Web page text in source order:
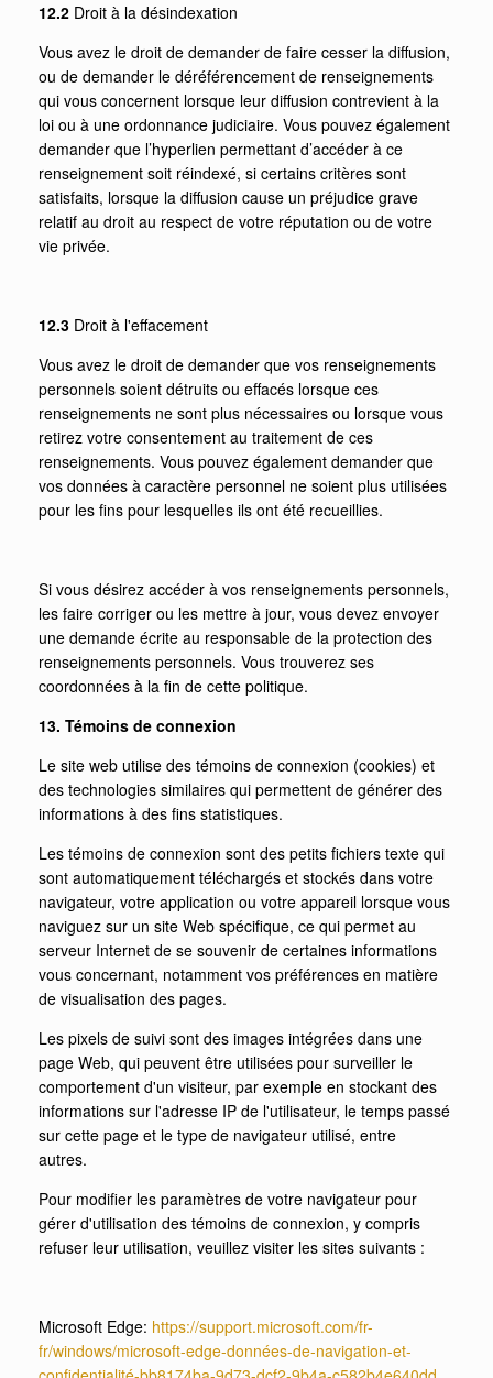
12.2 Droit à la désindexation
Vous avez le droit de demander de faire cesser la diffusion,
ou de demander le déréférencement de renseignements
qui vous concernent lorsque leur diffusion contrevient à la
loi ou à une ordonnance judiciaire. Vous pouvez également
demander que l’hyperlien permettant d’accéder à ce
renseignement soit réindexé, si certains critères sont
satisfaits, lorsque la diffusion cause un préjudice grave
relatif au droit au respect de votre réputation ou de votre
vie privée.
12.3 Droit à l'effacement
Vous avez le droit de demander que vos renseignements
personnels soient détruits ou effacés lorsque ces
renseignements ne sont plus nécessaires ou lorsque vous
retirez votre consentement au traitement de ces
renseignements. Vous pouvez également demander que
vos données à caractère personnel ne soient plus utilisées
pour les fins pour lesquelles ils ont été recueillies.
Si vous désirez accéder à vos renseignements personnels,
les faire corriger ou les mettre à jour, vous devez envoyer
une demande écrite au responsable de la protection des
renseignements personnels. Vous trouverez ses
coordonnées à la fin de cette politique.
13. Témoins de connexion
Le site web utilise des témoins de connexion (cookies) et
des technologies similaires qui permettent de générer des
informations à des fins statistiques.
Les témoins de connexion sont des petits fichiers texte qui
sont automatiquement téléchargés et stockés dans votre
navigateur, votre application ou votre appareil lorsque vous
naviguez sur un site Web spécifique, ce qui permet au
serveur Internet de se souvenir de certaines informations
vous concernant, notamment vos préférences en matière
de visualisation des pages.
Les pixels de suivi sont des images intégrées dans une
page Web, qui peuvent être utilisées pour surveiller le
comportement d'un visiteur, par exemple en stockant des
informations sur l'adresse IP de l'utilisateur, le temps passé
sur cette page et le type de navigateur utilisé, entre
autres.
Pour modifier les paramètres de votre navigateur pour
gérer d'utilisation des témoins de connexion, y compris
refuser leur utilisation, veuillez visiter les sites suivants :
Microsoft Edge: https://support.microsoft.com/fr-
fr/windows/microsoft-edge-données-de-navigation-et-